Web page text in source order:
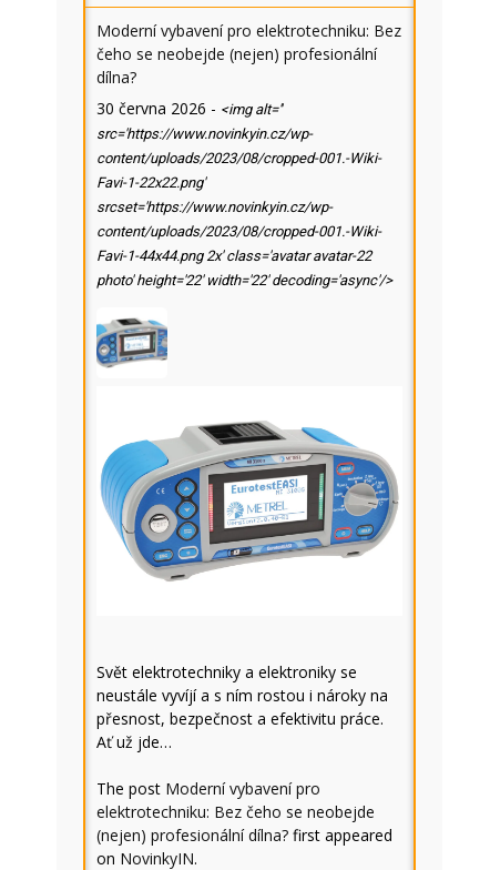
Moderní vybavení pro elektrotechniku: Bez
čeho se neobejde (nejen) profesionální
dílna?
30 června 2026 - <img alt=''
src='https://www.novinkyin.cz/wp-
content/uploads/2023/08/cropped-001.-Wiki-
Favi-1-22x22.png'
srcset='https://www.novinkyin.cz/wp-
content/uploads/2023/08/cropped-001.-Wiki-
Favi-1-44x44.png 2x' class='avatar avatar-22
photo' height='22' width='22' decoding='async'/>
Svět elektrotechniky a elektroniky se
neustále vyvíjí a s ním rostou i nároky na
přesnost, bezpečnost a efektivitu práce.
Ať už jde…
The post Moderní vybavení pro
elektrotechniku: Bez čeho se neobejde
(nejen) profesionální dílna? first appeared
on NovinkyIN.